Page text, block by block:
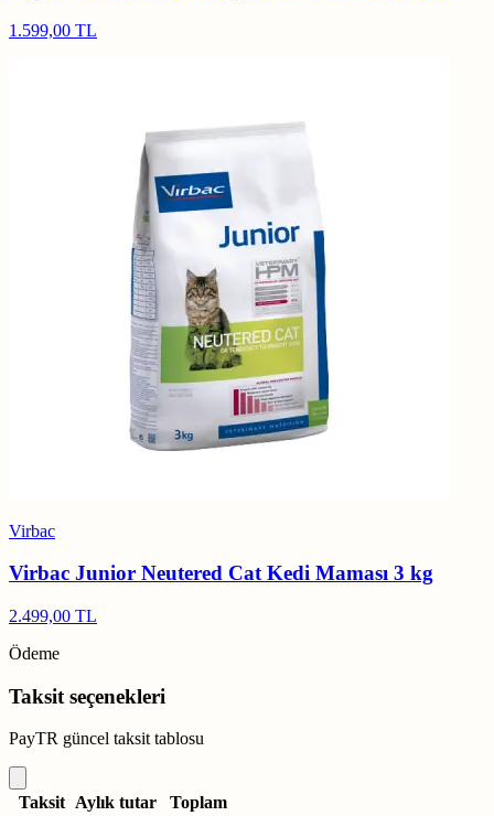
1.599,00 TL
Virbac
Virbac Junior Neutered Cat Kedi Maması 3 kg
2.499,00 TL
Ödeme
Taksit seçenekleri
PayTR güncel taksit tablosu
Taksit Aylık tutar
Toplam